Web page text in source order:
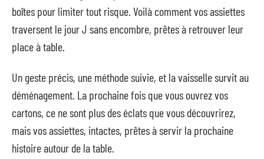
boîtes pour limiter tout risque. Voilà comment vos assiettes
traversent le jour J sans encombre, prêtes à retrouver leur
place à table.
Un geste précis, une méthode suivie, et la vaisselle survit au
déménagement. La prochaine fois que vous ouvrez vos
cartons, ce ne sont plus des éclats que vous découvrirez,
mais vos assiettes, intactes, prêtes à servir la prochaine
histoire autour de la table.